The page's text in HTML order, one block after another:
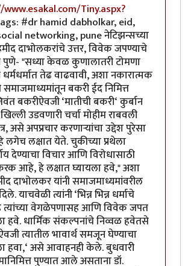
Tiny.aspx?
#dr hamid dabholkar, eid,
networking, pune नेटिझन्सच्या
हमीद दाभोलकरांचे उत्तर, विवेक जपण्याचे
"सध्या केवळ कुणालातरी टोमणा
तेढ वाढवावी, अशा नकारात्मक
समाजमाध्यमांतून बकरी ईद निमित्त
बकरीऐवजी ‘मातीची बकरी‘ कुर्बान
उडवणारी चर्चा मोहीम राबवली
असे अपप्रचार करणाऱ्यांचा उद्देश पुरेसा
लगेच लक्षात येते. चुकीच्या प्रथेला
देण्याचा विचार आणि विरोधासाठी
आहे, हे लक्षात घ्यायला हवे," अशा
दाभोलकर यांनी समाजमाध्यमांवरील
याचवेळी त्यांनी ‘भिन्न भिन्न धर्माचे
त्यांच्या वेगळेपणासह आणि विवेक जपत
हवे. धार्मिक संकल्पनांचे निव्वळ हवेतसे
त्यातील भावार्थ समजून घेण्याचा
हवा,‘ असे आवाहनही केले. बुधवारी
पुण्यात आले असताना डॉ.